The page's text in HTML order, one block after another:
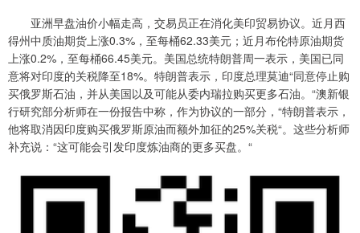
亚洲早盘油价小幅走高，交易员正在消化美印贸易协议。近月西
得州中质油期货上涨0.3%，至每桶62.33美元；近月布伦特原油期货
上涨0.2%，至每桶66.45美元。美国总统特朗普周一表示，美国已同
意将对印度的关税降至18%。特朗普表示，印度总理莫迪“同意停止购
买俄罗斯石油，并从美国以及可能从委内瑞拉购买更多石油。“澳新银
行研究部分析师在一份报告中称，作为协议的一部分，“特朗普表示，
他将取消因印度购买俄罗斯原油而额外加征的25%关税“。这些分析师
补充说：“这可能会引发印度炼油商的更多买盘。“